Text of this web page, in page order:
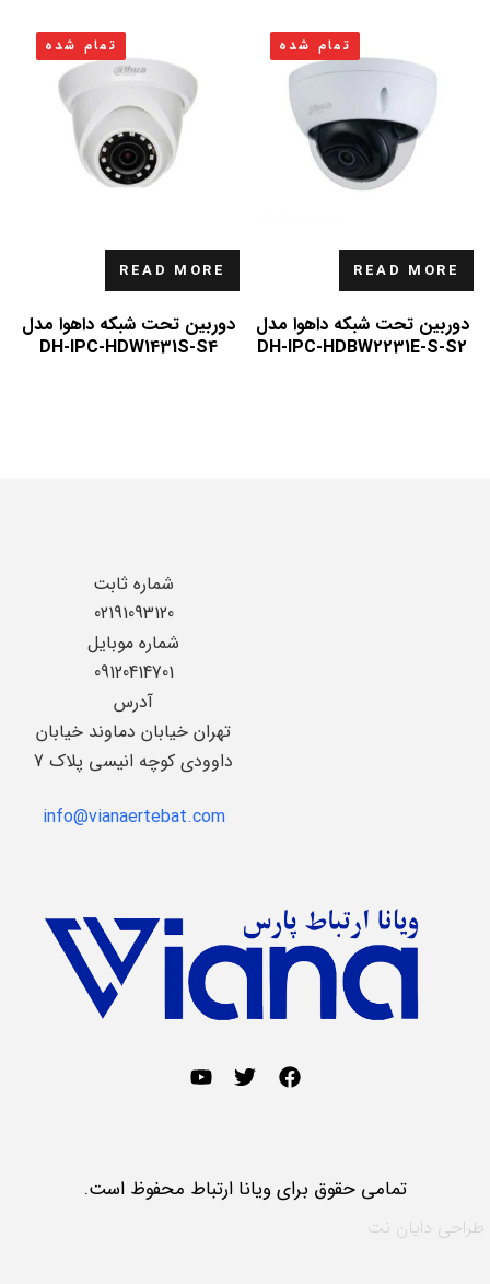
تمام شده
READ MORE
دوربین تحت شبکه داهوا مدل
DH-IPC-HDBW2231E-S-S2
تمام شده
READ MORE
دوربین تحت شبکه داهوا مدل
DH-IPC-HDW1431S-S4
شماره ثابت
02191093120
شماره موبایل
09120414701
آدرس
تهران خیابان دماوند خیابان
داوودی کوچه انیسی پلاک 7
info@vianaertebat.com
تمامی حقوق برای ویانا ارتباط محفوظ است.
طراحی دایان نت